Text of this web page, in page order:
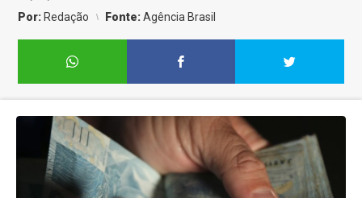
Por: Redação Fonte:Agência Brasil